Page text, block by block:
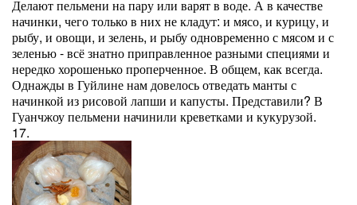
Делают пельмени на пару или варят в воде. А в качестве
начинки, чего только в них не кладут: и мясо, и курицу, и
рыбу, и овощи, и зелень, и рыбу одновременно с мясом и с
зеленью - всё знатно приправленное разными специями и
нередко хорошенько проперченное. В общем, как всегда.
Однажды в Гуйлине нам довелось отведать манты с
начинкой из рисовой лапши и капусты. Представили? В
Гуанчжоу пельмени начинили креветками и кукурузой.
17.